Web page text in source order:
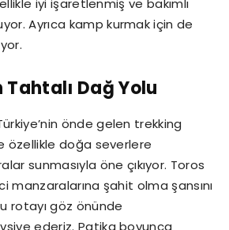
iyi işaretlenmiş ve bakımlı
Ayrıca kamp kurmak için de
Tahtalı Dağ Yolu
önde gelen trekking
özellikle doğa severlere
sunmasıyla öne çıkıyor. Toros
manzaralarına şahit olma şansını
rotayı göz önünde